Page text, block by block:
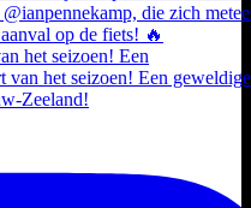
het seizoen! Een